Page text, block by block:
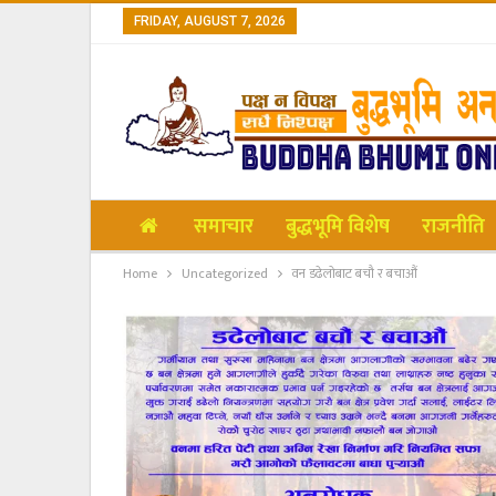
FRIDAY, AUGUST 7, 2026
समाचार बुद्धभूमि विशेष राजनीति
Home Uncategorized वन डढेलोबाट बचौ र बचाऔं